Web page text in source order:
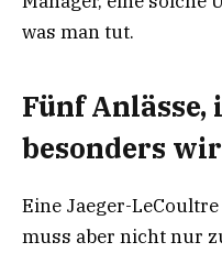
was man tut.
Fünf Anlässe,
besonders
Eine Jaeger-
muss aber nicht nur